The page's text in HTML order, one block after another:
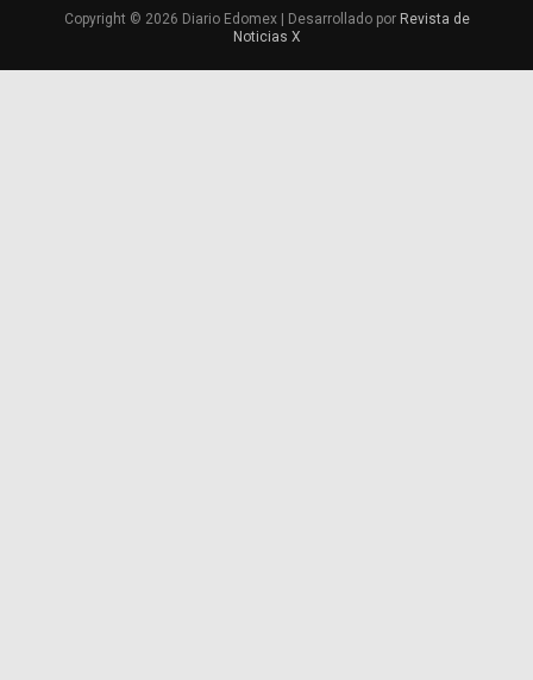
Copyright © 2026 Diario Edomex | Desarrollado por Revista de
Noticias X